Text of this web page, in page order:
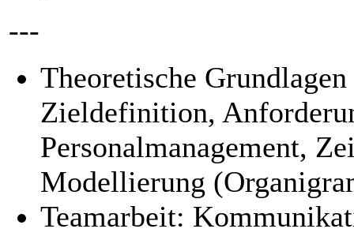
---
Theoretische
Zieldefinition,
Personalmanagement,
Modellierung
Teamarbeit: